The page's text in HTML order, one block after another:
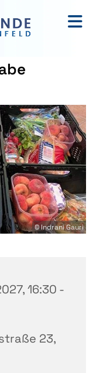
© Indrani Gauri
16:30 -
23,